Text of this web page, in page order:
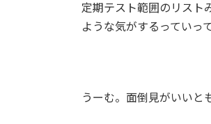
定期テスト範囲のリスト
ような気がするっていっ
うーむ。面倒見がいいと